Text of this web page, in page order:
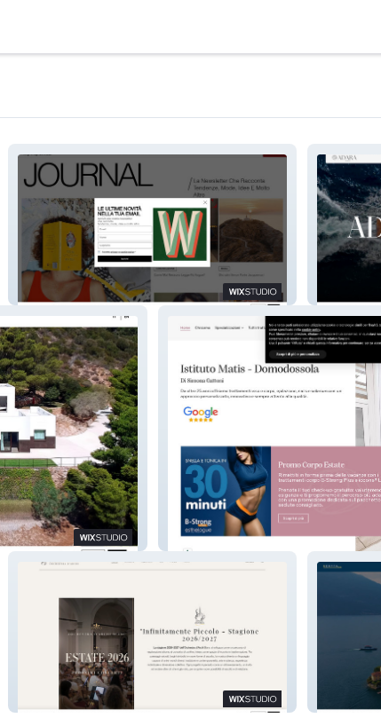
MyCupOfTea
Istituto Matis Domodossola
Orchestra d'Archi Blanc Veryta SEA